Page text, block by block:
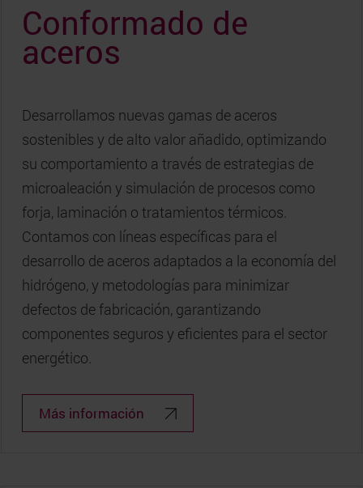
Conformado de
aceros
Desarrollamos nuevas gamas de aceros
sostenibles y de alto valor añadido, optimizando
su comportamiento a través de estrategias de
microaleación y simulación de procesos como
forja, laminación o tratamientos térmicos.
Contamos con líneas específicas para el
desarrollo de aceros adaptados a la economía del
hidrógeno, y metodologías para minimizar
defectos de fabricación, garantizando
componentes seguros y eficientes para el sector
energético.
Más información